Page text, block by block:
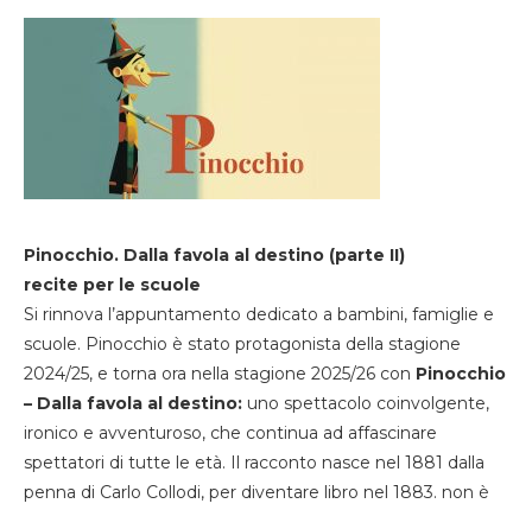
Pinocchio. Dalla favola al destino (parte II)
recite per le scuole
Si rinnova l’appuntamento dedicato a bambini, famiglie e
scuole. Pinocchio è stato protagonista della stagione
2024/25, e torna ora nella stagione 2025/26 con Pinocchio
– Dalla favola al destino: uno spettacolo coinvolgente,
ironico e avventuroso, che continua ad affascinare
spettatori di tutte le età. Il racconto nasce nel 1881 dalla
penna di Carlo Collodi, per diventare libro nel 1883. non è